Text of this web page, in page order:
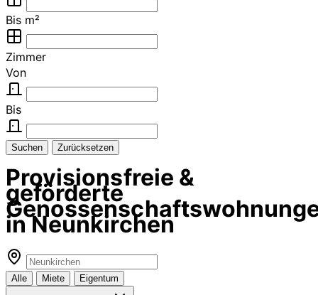
Bis m²
Zimmer
Von
Bis
Suchen Zurücksetzen
Provisionsfreie &
geförderte
in Neunkirchen
Alle Miete Eigentum